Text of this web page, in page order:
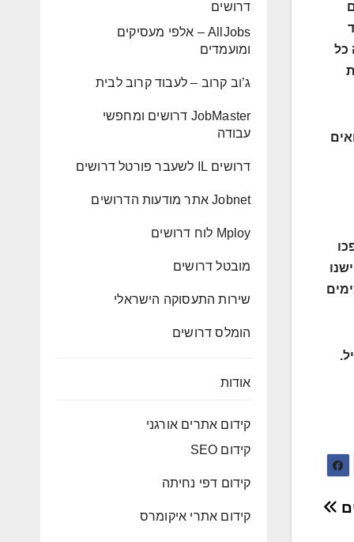
כל
דרושים
AllJobs – אלפי מעסיקים
ומועמדים
ג’וב קרוב – לעבוד קרוב לבית
JobMaster דרושים ומחפשי
עבודה
דרושים IL לשעבר פורטל דרושים
Jobnet אתר מודעות הדרושים
Mploy לוח דרושים
מובטל דרושים
שירות התעסוקה הישראלי
הומלס דרושים
אודות
קידום אתרים אורגני
קידום SEO
קידום דפי נחיתה
קידום אתרי איקומרס